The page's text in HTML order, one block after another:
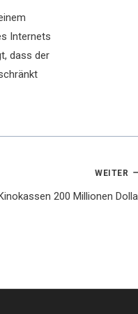
Internets
dass der
WEITER
200 Millionen